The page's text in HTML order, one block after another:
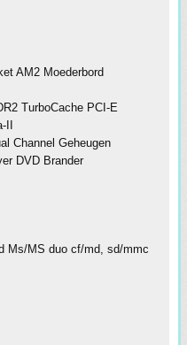
AM2 Moederbord
TurboCache PCI-E
Channel Geheugen
DVD Brander
Ms/MS duo cf/md, sd/mmc